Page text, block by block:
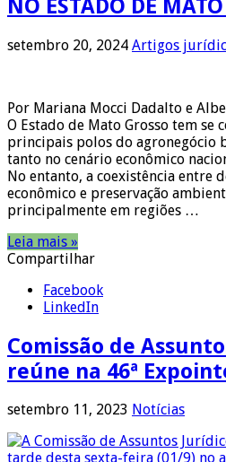
NO ESTADO DE
setembro 20, 2024 Artigos
Por Mariana Mocci Dadalto e
O Estado de Mato Grosso tem se
principais polos do agronegócio
tanto no cenário econômico
No entanto, a coexistência entre
econômico e preservação
principalmente em regiões …
Leia mais »
Compartilhar
Facebook
LinkedIn
Comissão de
reúne na 46ª
setembro 11, 2023 Notícias